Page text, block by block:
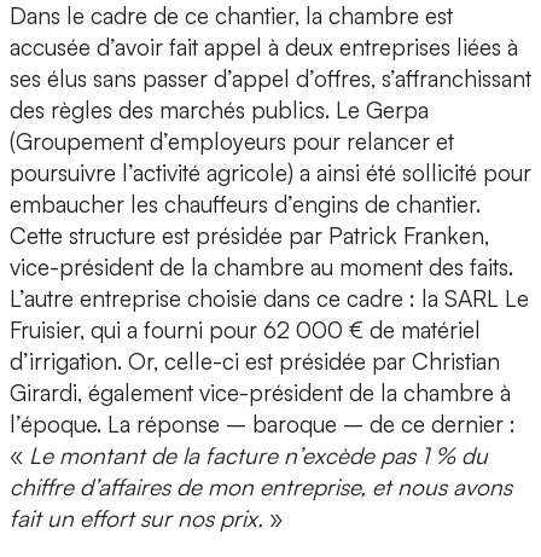
Dans le cadre de ce chantier, la chambre est
accusée d’avoir fait appel à deux entreprises liées à
ses élus sans passer d’appel d’offres, s’affranchissant
des règles des marchés publics. Le Gerpa
(Groupement d’employeurs pour relancer et
poursuivre l’activité agricole) a ainsi été sollicité pour
embaucher les chauffeurs d’engins de chantier.
Cette structure est présidée par Patrick Franken,
vice-président de la chambre au moment des faits.
L’autre entreprise choisie dans ce cadre : la SARL Le
Fruisier, qui a fourni pour 62 000 € de matériel
d’irrigation. Or, celle-ci est présidée par Christian
Girardi, également vice-président de la chambre à
l’époque. La réponse – baroque – de ce dernier :
« Le montant de la facture n’excède pas 1 % du
chiffre d’affaires de mon entreprise, et nous avons
fait un effort sur nos prix. »